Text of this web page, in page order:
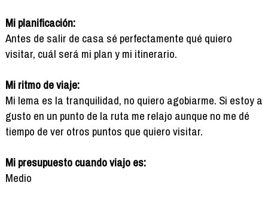
Mi planificación:
Antes de salir de casa sé perfectamente qué quiero
visitar, cuál será mi plan y mi itinerario.
Mi ritmo de viaje:
Mi lema es la tranquilidad, no quiero agobiarme. Si estoy a
gusto en un punto de la ruta me relajo aunque no me dé
tiempo de ver otros puntos que quiero visitar.
Mi presupuesto cuando viajo es:
Medio